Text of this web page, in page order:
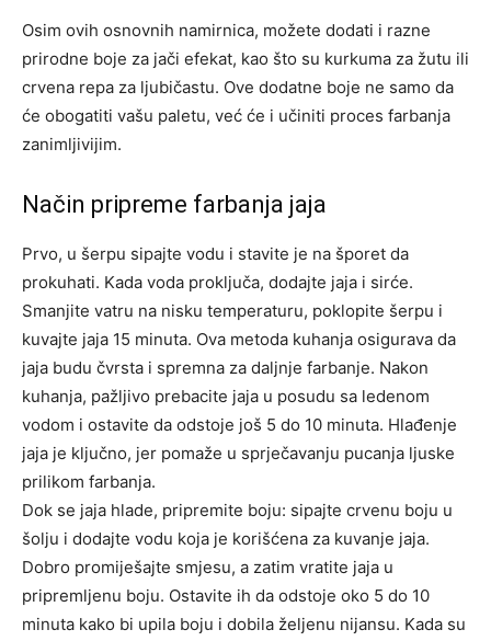
Osim ovih osnovnih namirnica, možete dodati i razne
prirodne boje za jači efekat, kao što su kurkuma za žutu ili
crvena repa za ljubičastu. Ove dodatne boje ne samo da
će obogatiti vašu paletu, već će i učiniti proces farbanja
zanimljivijim.
Način pripreme farbanja jaja
Prvo, u šerpu sipajte vodu i stavite je na šporet da
prokuhati. Kada voda proključa, dodajte jaja i sirće.
Smanjite vatru na nisku temperaturu, poklopite šerpu i
kuvajte jaja 15 minuta. Ova metoda kuhanja osigurava da
jaja budu čvrsta i spremna za daljnje farbanje. Nakon
kuhanja, pažljivo prebacite jaja u posudu sa ledenom
vodom i ostavite da odstoje još 5 do 10 minuta. Hlađenje
jaja je ključno, jer pomaže u sprječavanju pucanja ljuske
prilikom farbanja.
Dok se jaja hlade, pripremite boju: sipajte crvenu boju u
šolju i dodajte vodu koja je korišćena za kuvanje jaja.
Dobro promiješajte smjesu, a zatim vratite jaja u
pripremljenu boju. Ostavite ih da odstoje oko 5 do 10
minuta kako bi upila boju i dobila željenu nijansu. Kada su